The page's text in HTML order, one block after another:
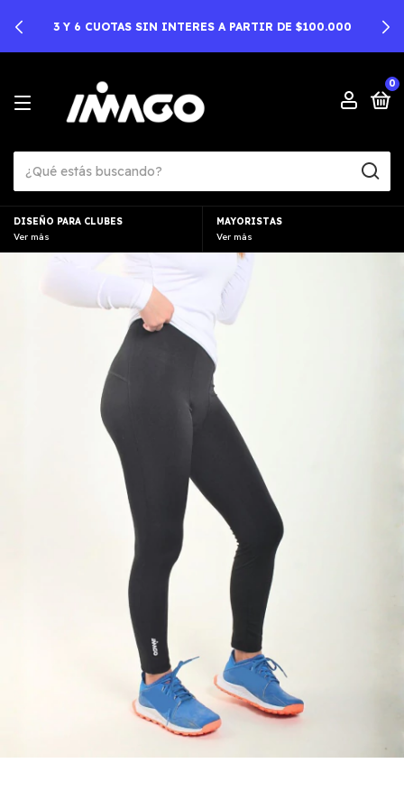
3 Y 6 CUOTAS SIN INTERES A PARTIR DE $100.000
0
DISEÑO PARA CLUBES
Ver más
MAYORISTAS
Ver más